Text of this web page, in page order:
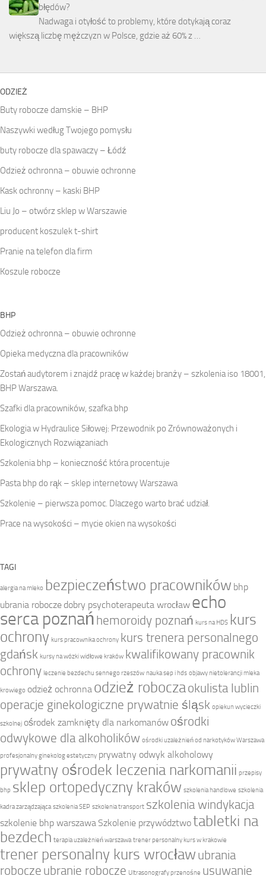
błędów?
Nadwaga i otyłość to problemy, które dotykają coraz
większą liczbę mężczyzn w Polsce, gdzie aż 60% z …
ODZIEŻ
Buty robocze damskie – BHP
Naszywki według Twojego pomysłu
buty robocze dla spawaczy – Łódź
Odzież ochronna – obuwie ochronne
Kask ochronny – kaski BHP
Liu Jo – otwórz sklep w Warszawie
producent koszulek t-shirt
Pranie na telefon dla firm
Koszule robocze
BHP
Odzież ochronna – obuwie ochronne
Opieka medyczna dla pracowników
Zostań audytorem i znajdź pracę w każdej branży – szkolenia iso 18001,
BHP Warszawa.
Szafki dla pracowników, szafka bhp
Ekologia w Hydraulice Siłowej: Przewodnik po Zrównoważonych i
Ekologicznych Rozwiązaniach
Szkolenia bhp – konieczność która procentuje
Pasta bhp do rąk – sklep internetowy Warszawa
Szkolenie – pierwsza pomoc. Dlaczego warto brać udział.
Prace na wysokości – mycie okien na wysokości
TAGI
alergia na mleko bezpieczeństwo pracowników bhp
ubrania robocze dobry psychoterapeuta wrocław echo
serca poznań hemoroidy poznań kurs na HDS kurs
ochrony kurs pracownika ochrony kurs trenera personalnego
gdańsk kursy na wózki widłowe kraków kwalifikowany pracownik
ochrony leczenie bezdechu sennego rzeszów nauka sep i hds objawy nietolerancji mleka
krowiego odzież ochronna odzież roboczaokulista lublin
operacje ginekologiczne prywatnie śląsk opiekun wycieczki
szkolnej ośrodek zamknięty dla narkomanów ośrodki
odwykowe dla alkoholików ośrodki uzależnień od narkotyków Warszawa
profesjonalny ginekolog estetyczny prywatny odwyk alkoholowy
prywatny ośrodek leczenia narkomanii przepisy
bhp sklep ortopedyczny kraków szkolenia handlowe szkolenia
kadra zarządzająca szkolenia SEP szkolenia transport szkolenia windykacja
szkolenie bhp warszawa Szkolenie przywództwotabletki na
bezdech terapia uzależnień warszawa trener personalny kurs w krakowie
trener personalny kurs wrocław ubrania
robocze ubranie robocze Ultrasonografy przenośne usuwanie